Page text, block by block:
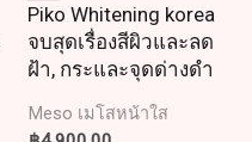
Piko Whitening korea
จบสุดเรื่องสีผิวและลด
ฝ้า, กระและจุดด่างดำ
Meso เมโสหน้าใส